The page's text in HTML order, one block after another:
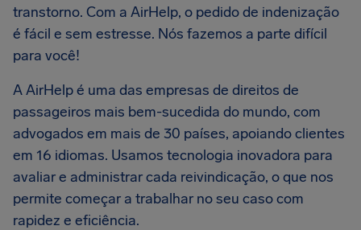
transtorno. Com a AirHelp, o pedido de indenização
é fácil e sem estresse. Nós fazemos a parte difícil
para você!
A AirHelp é uma das empresas de direitos de
passageiros mais bem-sucedida do mundo, com
advogados em mais de 30 países, apoiando clientes
em 16 idiomas. Usamos tecnologia inovadora para
avaliar e administrar cada reivindicação, o que nos
permite começar a trabalhar no seu caso com
rapidez e eficiência.